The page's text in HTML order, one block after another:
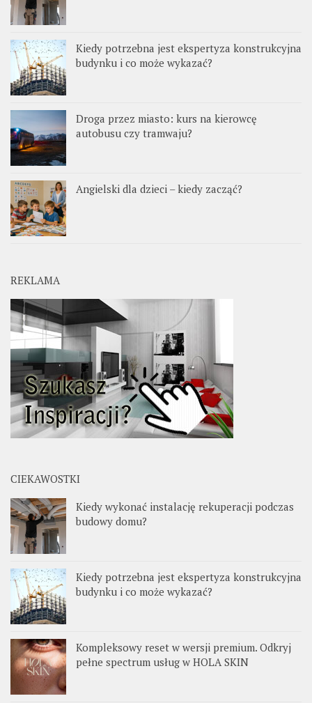
Kiedy potrzebna jest ekspertyza konstrukcyjna
budynku i co może wykazać?
Droga przez miasto: kurs na kierowcę
autobusu czy tramwaju?
Angielski dla dzieci – kiedy zacząć?
REKLAMA
CIEKAWOSTKI
Kiedy wykonać instalację rekuperacji podczas
budowy domu?
Kiedy potrzebna jest ekspertyza konstrukcyjna
budynku i co może wykazać?
Kompleksowy reset w wersji premium. Odkryj
pełne spectrum usług w HOLA SKIN